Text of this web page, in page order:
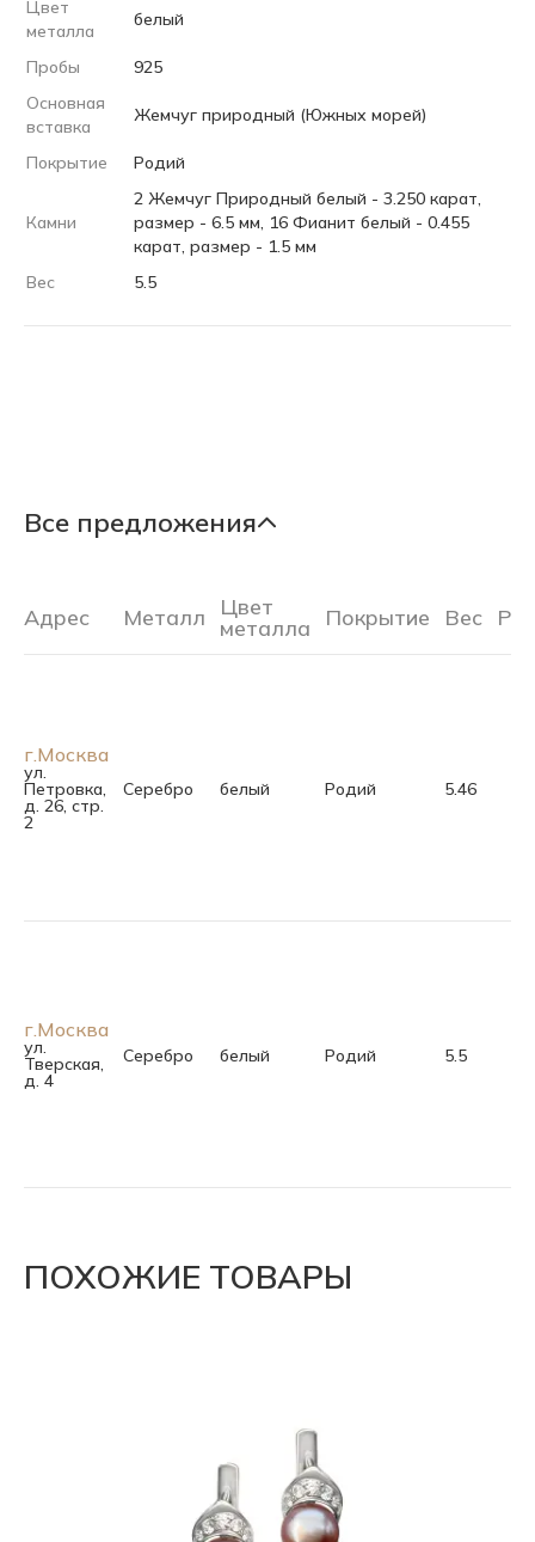
Цвет
металла
белый
Пробы
925
Основная
вставка
Жемчуг природный (Южных морей)
Покрытие Родий
Камни
2 Жемчуг Природный белый - 3.250 карат,
размер - 6.5 мм, 16 Фианит белый - 0.455
карат, размер - 1.5 мм
Вес
5.5
Все предложения
Адрес Металл Цвет
металла Покрытие Вес
г.Москва
ул.
Петровка,
д. 26, стр.
2
Серебро белый Родий 5.46
г.Москва
ул.
Тверская,
д. 4
Серебро белый Родий 5.5
ПОХОЖИЕ ТОВАРЫ